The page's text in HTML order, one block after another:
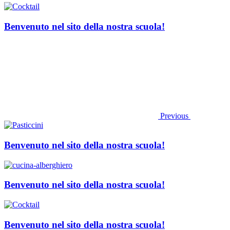
Benvenuto nel sito della nostra scuola!
Previous
Benvenuto nel sito della nostra scuola!
Benvenuto nel sito della nostra scuola!
Benvenuto nel sito della nostra scuola!